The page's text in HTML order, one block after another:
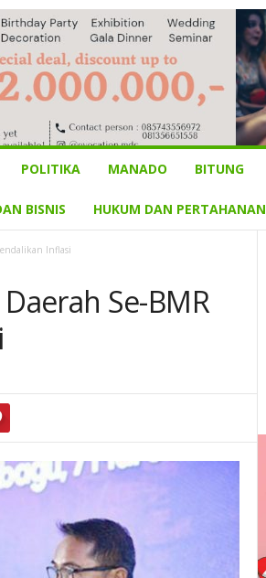
POLITIKA MANADO BITUNG
BISNIS HUKUM DAN PERTAHANAN
Inflasi
Se-BMR